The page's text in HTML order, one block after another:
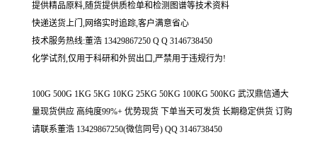
提供精品原料,随货提供质检单和检测图谱等技术资料
快递送货上门,网络实时追踪,客户满意省心
技术服务热线:董浩 13429867250 Q Q 3146738450
化学试剂,仅用于科研和外贸出口,严禁用于违规行为!
100G 500G 1KG 5KG 10KG 25KG 50KG 100KG 500KG 武汉鼎信通大
量现货供应 高纯度99%+ 优势现货 下单当天可发货 长期稳定供货 订购
请联系董浩 13429867250(微信同号) QQ 3146738450